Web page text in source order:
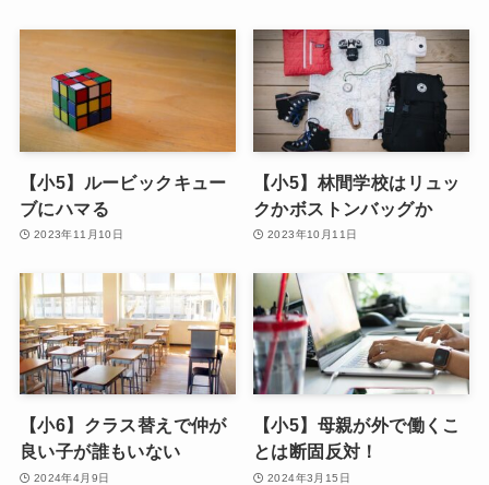
【小5】ルービックキュー
ブにハマる
2023年11月10日
【小5】林間学校はリュッ
クかボストンバッグか
2023年10月11日
【小6】クラス替えで仲が
良い子が誰もいない
2024年4月9日
【小5】母親が外で働くこ
とは断固反対！
2024年3月15日